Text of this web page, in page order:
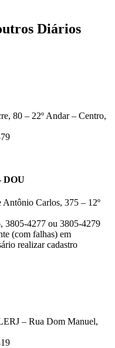
Diários
80 – 22º Andar – Centro,
DOU
Antônio Carlos, 375 – 12º
3805-4277 ou 3805-4279
(com falhas) em
realizar cadastro
– Rua Dom Manuel,